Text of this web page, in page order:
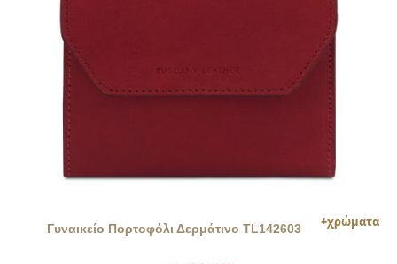
Γυναικείο Πορτοφόλι Δερμάτινο TL142603